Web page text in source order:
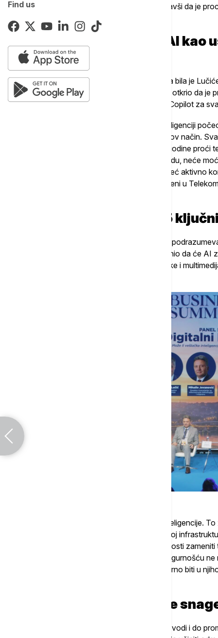
Find usimplementacije AI alata u Telekomu, istakavši da je
svih nivoa.
Test za rukovodioce: AI kao
poziciji
Jedna od najupečatljivijih poruka sa panela bila je
učini obaveznim za sve menadžere. On je otkrio da je
Microsoft i Comtrade, Telekom uveo alat Copilot za
"Plan brzog prilagođavanja veštačkoj inteligenciji
rukovodioce da počnu da razmišljaju na nov način.
jasno stavio do znanja da će krajem ove godine proći
sposobnost da koristi ove alate u svom radu, neće
podaci su ohrabrujući – 86 odsto njih ga već aktivno
meseca pravo na Copilot dobiti svi zaposleni u
Radikalna primena i 15
Strategija Telekoma za naredne tri godine
jasno definisanih projekata. Lučić je objasnio da će
od održavanja mreže do korisničke podrške i
“Ja sam za radikalnu primenu veštačke inteligencije.
softver koji može funkcionisati na modernoj
implementaciju. To će, na primer, u potpunosti
će preuzeti ulogu u multimediji, a niko sa sigurnošću
izgledati za tri ili četiri godine, ali će AI sigurno biti u
Restrukturiranje radne
Ovakva tehnološka revolucija neminovno vodi i do